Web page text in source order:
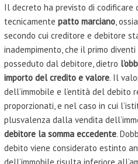
Il decreto ha previsto di codificare
tecnicamente patto marciano,
secondo cui creditore e debitore
inadempimento, che il primo
posseduto dal debitore, dietro
importo del credito e valore. Il
dell’immobile e l’entità del debito
proporzionati, e nel caso in cui
plusvalenza dalla vendita
debitore la somma eccedente.
debito viene considerato estinto